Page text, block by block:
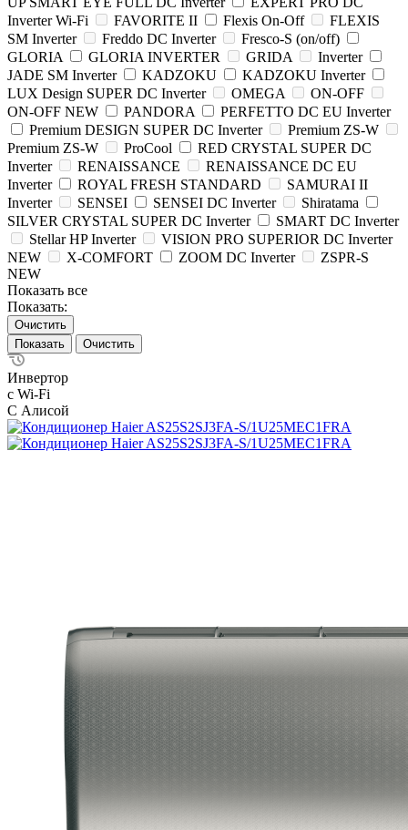
Inverter Wi-Fi
FAVORITE II Flexis On-Off
FLEXIS
SM Inverter
Freddo DC Inverter
Fresco-S (on/off)
GLORIA
GLORIA INVERTER GRIDA
Inverter
JADE SM Inverter
KADZOKU
KADZOKU Inverter
LUX Design SUPER DC Inverter
OMEGA
ON-OFF
ON-OFF NEW
PANDORA
PERFETTO DC EU Inverter
Premium DESIGN SUPER DC Inverter
Premium ZS-W
Premium ZS-W
ProCool
RED CRYSTAL SUPER DC
Inverter
RENAISSANCE
RENAISSANCE DC EU
Inverter
ROYAL FRESH STANDARD
SAMURAI II
Inverter
SENSEI SENSEI DC Inverter
Shiratama
SILVER CRYSTAL SUPER DC Inverter
SMART DC Inverter
Stellar HP Inverter
VISION PRO SUPERIOR DC Inverter
NEW
X-COMFORT ZOOM DC Inverter
ZSPR-S
NEW
Показать все
Показать:
Очистить
Очистить
Инвертор
с Wi-Fi
С Алисой